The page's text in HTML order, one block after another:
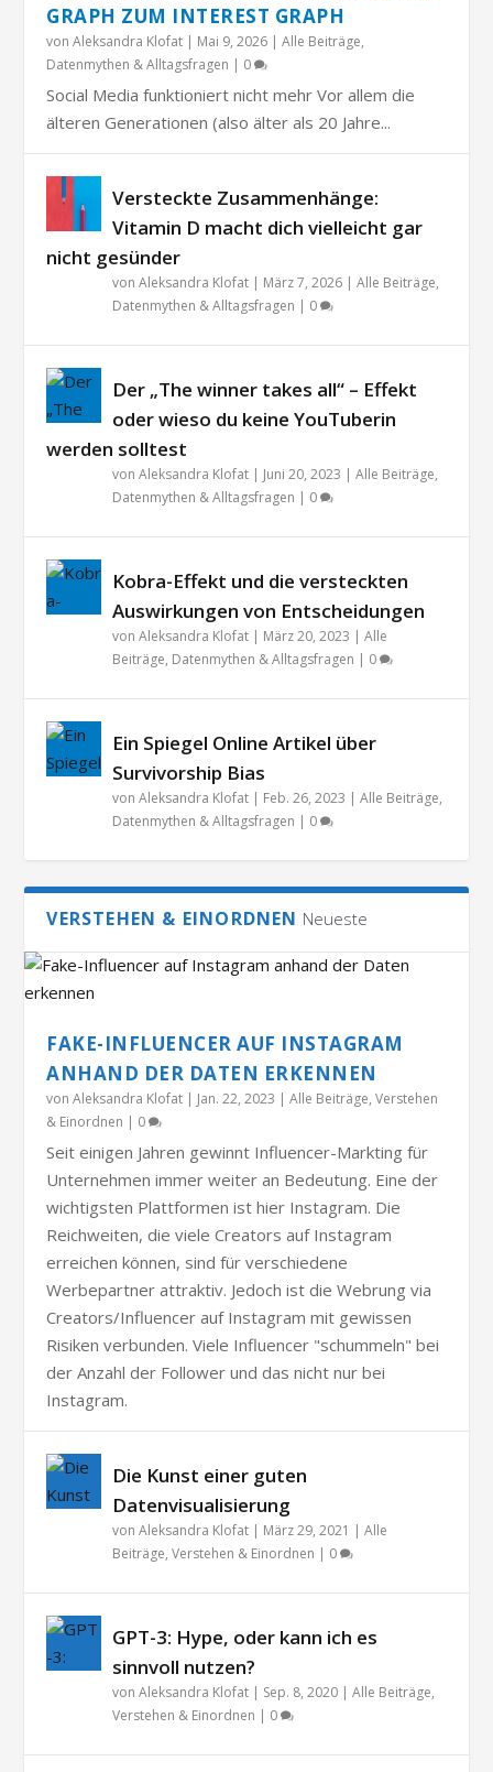
GRAPH ZUM INTEREST GRAPH
vonAleksandra Klofat | Mai 9, 2026 |Alle Beiträge,
Datenmythen & Alltagsfragen | 0
Social Media funktioniert nicht mehr Vor allem die
älteren Generationen (also älter als 20 Jahre...
Versteckte Zusammenhänge:
Vitamin D macht dich vielleicht gar
nicht gesünder
vonAleksandra Klofat | März 7, 2026 |Alle Beiträge,
Datenmythen & Alltagsfragen | 0
Der „The winner takes all“ – Effekt
oder wieso du keine YouTuberin
werden solltest
vonAleksandra Klofat | Juni 20, 2023 |Alle Beiträge,
Datenmythen & Alltagsfragen | 0
Kobra-Effekt und die versteckten
Auswirkungen von Entscheidungen
vonAleksandra Klofat | März 20, 2023 |Alle
Beiträge, Datenmythen & Alltagsfragen | 0
Ein Spiegel Online Artikel über
Survivorship Bias
vonAleksandra Klofat | Feb. 26, 2023 |Alle Beiträge,
Datenmythen & Alltagsfragen | 0
VERSTEHEN & EINORDNEN Neueste
FAKE-INFLUENCER AUF INSTAGRAM
ANHAND DER DATEN ERKENNEN
vonAleksandra Klofat | Jan. 22, 2023 |Alle Beiträge,Verstehen
& Einordnen | 0
Seit einigen Jahren gewinnt Influencer-Markting für
Unternehmen immer weiter an Bedeutung. Eine der
wichtigsten Plattformen ist hier Instagram. Die
Reichweiten, die viele Creators auf Instagram
erreichen können, sind für verschiedene
Werbepartner attraktiv. Jedoch ist die Webrung via
Creators/Influencer auf Instagram mit gewissen
Risiken verbunden. Viele Influencer "schummeln" bei
der Anzahl der Follower und das nicht nur bei
Instagram.
Die Kunst einer guten
Datenvisualisierung
vonAleksandra Klofat | März 29, 2021 |Alle
Beiträge,Verstehen & Einordnen | 0
GPT-3: Hype, oder kann ich es
sinnvoll nutzen?
vonAleksandra Klofat | Sep. 8, 2020 |Alle Beiträge,
Verstehen & Einordnen | 0